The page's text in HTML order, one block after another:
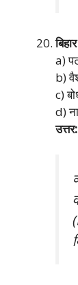
a)
b)
c)
d)